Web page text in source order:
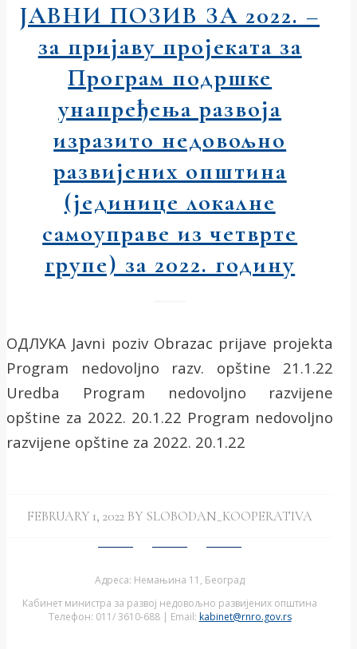
ЈАВНИ ПОЗИВ ЗА 2022. –
за пријаву пројеката за
Програм подршке
унапређења развоја
изразито недовољно
развијених општина
(јединице локалне
самоуправе из четврте
групе) за 2022. годину
ОДЛУКА Javni poziv Obrazac prijave projekta
Program nedovoljno razv. opštine 21.1.22
Uredba Program nedovoljno razvijene
opštine za 2022. 20.1.22 Program nedovoljno
razvijene opštine za 2022. 20.1.22
FEBRUARY 1, 2022 BY SLOBODAN_KOOPERATIVA
Адреса: Немањина 11, Београд
Кабинет министра за развој недовољно развијених општина
Телефон: 011/ 3610-688 | Email: kabinet@rnro.gov.rs